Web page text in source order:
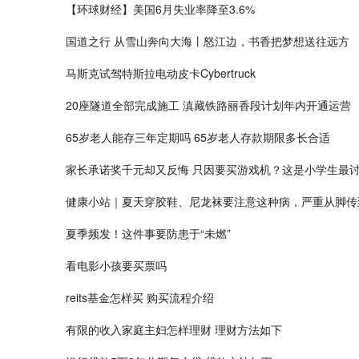
【环球财经】美国6月失业率降至3.6%
国道之行 从雪山奔向大海丨怒江边，书香把梦想送往远方
马斯克试驾特斯拉电动皮卡Cybertruck
20座隧道全部完成施工 滇藏铁路丽香段计划年内开通运营
65岁老人能存三年定期吗 65岁老人存款期限多长合适
家长承诺奖千元却又反悔 只因要买游戏机？这是小学生最
健康小站｜夏天穿胶鞋、尼龙袜要注意这种病，严重从脚
夏季频发！这件事要防患于“未燃”
看电影小孩要买票吗
reits基金怎样买 购买流程介绍
有限的收入家庭主妇怎样理财 理财方法如下